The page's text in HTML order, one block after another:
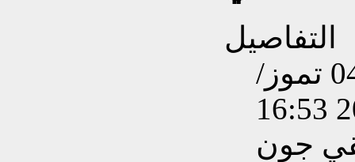
التفاصيل
تم إنشاءه بتاريخ السبت, 04 تموز/
جون